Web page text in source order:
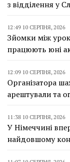
з відділення у
12:49 10 СЕРПНЯ, 2026
Зйомки між
працюють юні
12:09 10 СЕРПНЯ, 2026
Організатора
арештували та
11:38 10 СЕРПНЯ, 2026
У Німеччині
найдовшому